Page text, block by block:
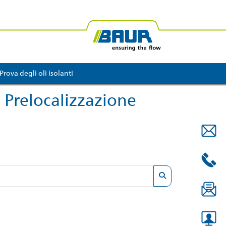
Prova degli oli isolanti
Prelocalizzazione